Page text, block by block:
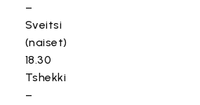
–
Sveitsi
(naiset)
18.30
Tshekki
–